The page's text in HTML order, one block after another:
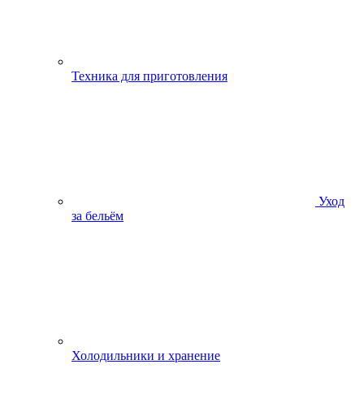
Техника для приготовления
Уход
за бельём
Холодильники и хранение